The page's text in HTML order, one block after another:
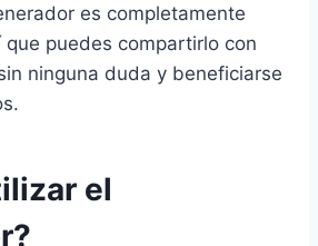
es completamente
que puedes compartirlo con
ninguna duda y beneficiarse
el